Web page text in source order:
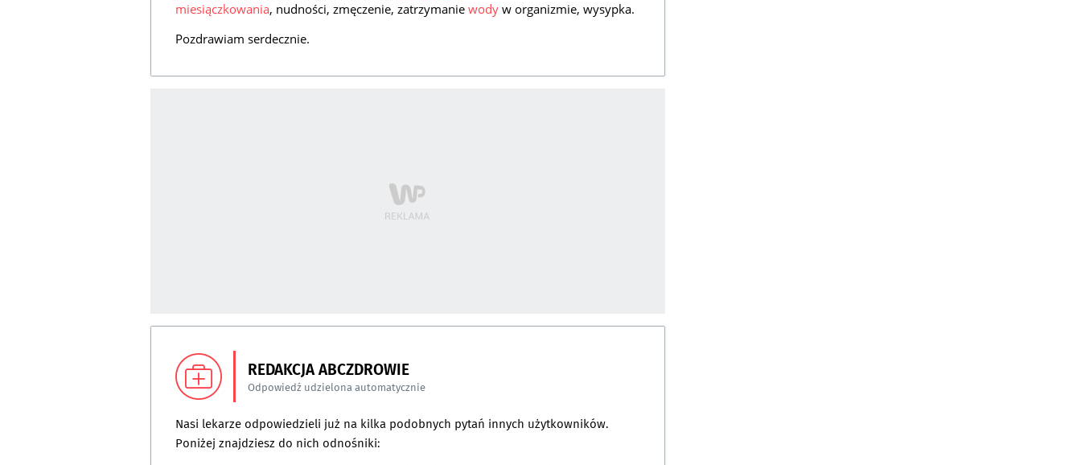
miesiączkowania, nudności, zmęczenie, zatrzymanie wody w organizmie, wysypka.
Pozdrawiam serdecznie.
REDAKCJA ABCZDROWIE
Odpowiedź udzielona automatycznie
Nasi lekarze odpowiedzieli już na kilka podobnych pytań innych użytkowników.
Poniżej znajdziesz do nich odnośniki: